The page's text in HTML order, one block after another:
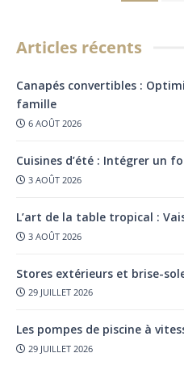
Articles récents
Canapés convertibles :
famille
6 AOÛT 2026
Cuisines d’été : Intégrer un
3 AOÛT 2026
L’art de la table tropical :
3 AOÛT 2026
Stores extérieurs et brise-
29 JUILLET 2026
Les pompes de piscine à
29 JUILLET 2026